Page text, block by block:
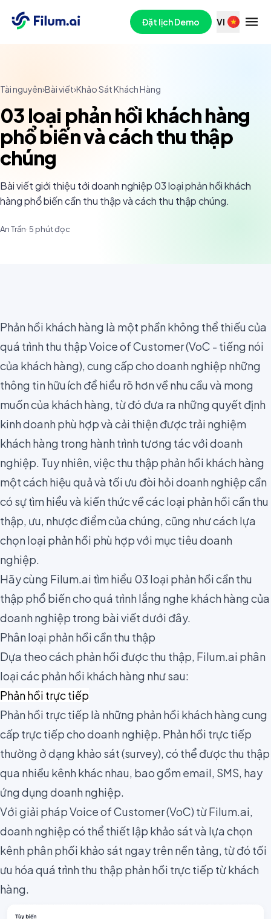
Đặt lịch Demo VI
Tài nguyên›Bài viết›Khảo Sát Khách Hàng
03 loại phản hồi khách hàng
phổ biến và cách thu thập
chúng
Bài viết giới thiệu tới doanh nghiệp 03 loại phản hồi khách
hàng phổ biến cần thu thập và cách thu thập chúng.
An Trần·5 phút đọc
Phản hồi khách hàng là một phần không thể thiếu của
quá trình thu thập Voice of Customer (VoC - tiếng nói
của khách hàng), cung cấp cho doanh nghiệp những
thông tin hữu ích để hiểu rõ hơn về nhu cầu và mong
muốn của khách hàng, từ đó đưa ra những quyết định
kinh doanh phù hợp và cải thiện được trải nghiệm
khách hàng trong hành trình tương tác với doanh
nghiệp. Tuy nhiên, việc thu thập phản hồi khách hàng
một cách hiệu quả và tối ưu đòi hỏi doanh nghiệp cần
có sự tìm hiểu và kiến thức về các loại phản hồi cần thu
thập, ưu, nhược điểm của chúng, cũng như cách lựa
chọn loại phản hồi phù hợp với mục tiêu doanh
nghiệp.
Hãy cùng Filum.ai tìm hiểu 03 loại phản hồi cần thu
thập phổ biến cho quá trình lắng nghe khách hàng của
doanh nghiệp trong bài viết dưới đây.
Phân loại phản hồi cần thu thập
Dựa theo cách phản hồi được thu thập, Filum.ai phân
loại các phản hồi khách hàng như sau:
Phản hồi trực tiếp
Phản hồi trực tiếp là những phản hồi khách hàng cung
cấp trực tiếp cho doanh nghiệp. Phản hồi trực tiếp
thường ở dạng khảo sát (survey), có thể được thu thập
qua nhiều kênh khác nhau, bao gồm email, SMS, hay
ứng dụng doanh nghiệp.
Với giải pháp Voice of Customer (VoC) từ Filum.ai,
doanh nghiệp có thể thiết lập khảo sát và lựa chọn
kênh phân phối khảo sát ngay trên nền tảng, từ đó tối
ưu hóa quá trình thu thập phản hồi trực tiếp từ khách
hàng.